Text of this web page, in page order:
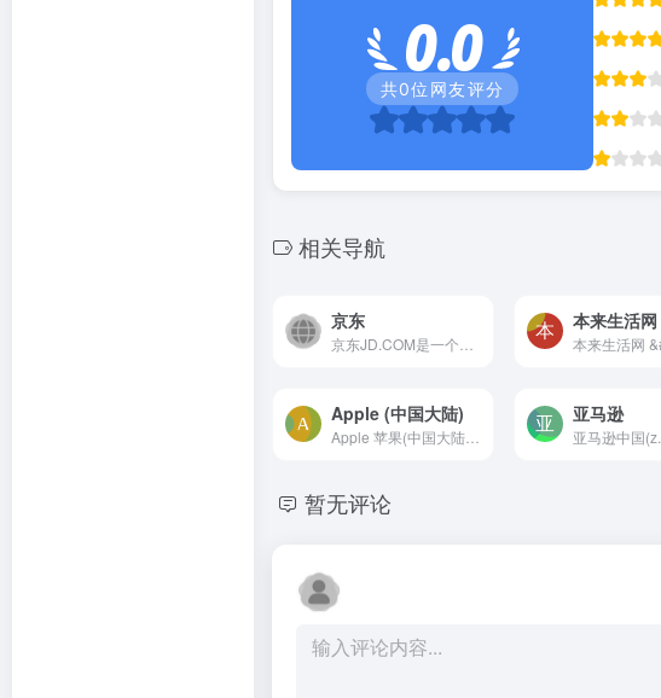
0.0
共0位网友评分
相关导航
京东 本来生活网
Apple (中国大陆) 亚马逊
暂无评论